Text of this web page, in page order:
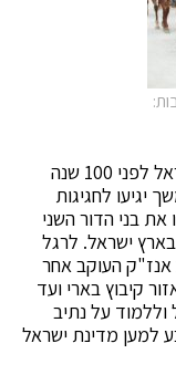
לוחמי אנז"ק אשר לחמו על אדמת ארץ ישראל לפני 100 שנה
יגיעו לחגיגות
בני הדור השני
ישראל. לרגל
אנז"ק העוקב אחר
קיבוץ בארי ועד
וללמוד על נתיב
למען מדינת ישראל